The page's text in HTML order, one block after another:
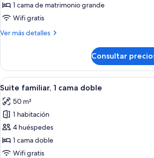
Suite
junior,
cama
grande
1 cama de matrimonio grande
Wifi gratis
Ver más detalles
Más
junior,
cama
matrimonio
grande
Consultar
Abrir
todas
las
fotos
de
Suite
familiar,
Habitación
5
Suite familiar, 1 cama doble
50 m²
1 habitación
4 huéspedes
1 cama doble
Wifi gratis